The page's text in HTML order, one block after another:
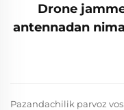
Drone
antennadan
Pazandachilik parvoz